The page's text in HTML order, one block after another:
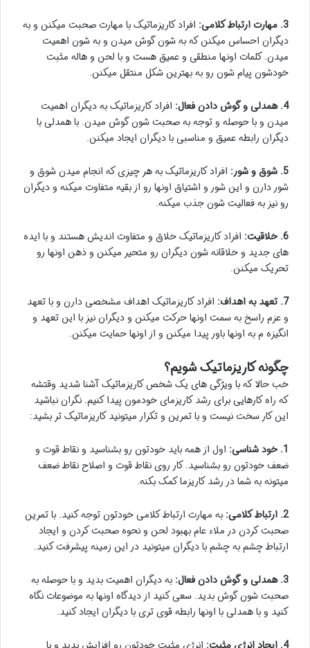
3. مهارت ارتباط کلامی:
افراد کاریزماتیک با مهارت صحبت میکنن و به
دیگران احساس میکنن که به شون گوش میدن و به شون اهمیت
میدن. کلمات اونها منطقی و عمیق هست و با لحن و هاله مثبت
خودشون پیام شون رو به بهترین شکل منتقل میکنن.
4. همدلی و گوش دادن فعال:
افراد کاریزماتیک به دیگران اهمیت
میدن و با حوصله و توجه به صحبت شون گوش میدن. با همدلی با
دیگران رابطه عمیق و مناسبی با دیگران ایجاد میکنن.
5. شوق و شور:
افراد کاریزماتیک به هر چیزی که انجام میدن شوق و
شور دارن و این شور و اشتیاق اونها رو از بقیه متفاوت میکنه و دیگران
رو نیز به فعالیت شون جذب میکنه.
6. خلاقیت:
افراد کاریزماتیک خلاق و متفاوت اندیش هستند و با ایده
های جدید و خلاقانه شون دیگران رو متحیر میکنن و ذهن اونها رو
تحریک میکنن.
7. تعهد به اهداف:
افراد کاریزماتیک اهداف مشخصی دارن و با تعهد
و عزم راسخ به سمت اونها حرکت میکنن و دیگران نیز با این تعهد و
انگیزه م به اونها باور پیدا میکنن و از اونها حمایت میکنن.
چگونه کاریزماتیک شویم؟
خب حالا که با ویژگی های یک شخص کاریزماتیک آشنا شدید وقتشه
که راه کارهایی برای رشد کاریزمای خودمون پیدا کنیم. نگران نباشید
این کار سخت نیست و با تمرین و تکرار میتونید کاریزماتیک تر بشید:
1. خود شناسی:
اول از همه باید خودتون رو بشناسید و نقاط قوت و
ضعف خودتون رو بشناسید. کار روی نقاط قوت و اصلاح نقاط ضعف
میتونه به شما در رشد کاریزما کمک بکنه.
2. ارتباط کلامی:
به مهارت ارتباط کلامی خودتون توجه کنید. با تمرین
صحبت کردن در ملاء عام بهبود لحن و نحوه صحبت کردن و ایجاد
ارتباط چشم به چشم با دیگران میتونید در این زمینه پیشرفت کنید.
3. همدلی و گوش دادن فعال:
به دیگران اهمیت بدید و با حوصله به
صحبت شون گوش بدید. سعی کنید از دیدگاه اونها به موضوعات نگاه
کنید و با همدلی با اونها رابطه قوی تری با دیگران ایجاد کنید.